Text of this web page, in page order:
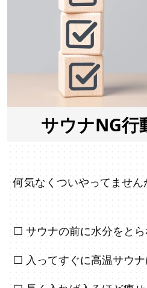
サウナNG行
何気なくついやってません
☐ サウナの前に水分をと
☐ 入ってすぐに高温サウ